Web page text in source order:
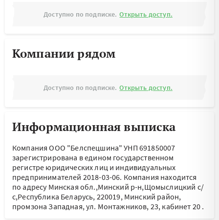
Доступно по подписке. Открыть доступ.
Компании рядом
Доступно по подписке. Открыть доступ.
Информационная выписка
Компания ООО "Белспецшина" УНП 691850007
зарегистрирована в едином государственном
регистре юридических лиц и индивидуальных
предпринимателей 2018-03-06. Компания находится
по адресу Минская обл.,Минский р-н,Щомыслицкий с/
с,Республика Беларусь, 220019, Минский район,
промзона Западная, ул. Монтажников, 23, кабинет 20 .